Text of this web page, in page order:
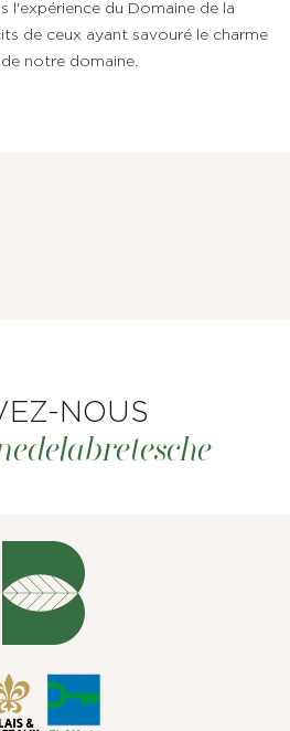
BAR
l'expérience du Domaine de la
de ceux ayant savouré le charme
de notre domaine.
NOUS